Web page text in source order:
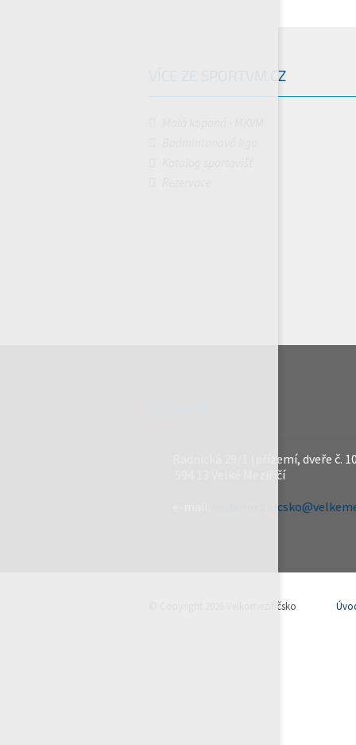
VÍCE ZE SPORTVM.CZ
Radnická 29/1 (přízemí, dveře č.
594 13 Velké Meziříčí
© Copyright 2026 Velkomeziříčsko